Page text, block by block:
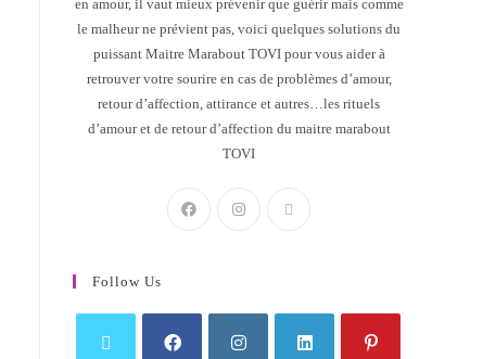
en amour, il vaut mieux prévenir que guérir mais comme
le malheur ne prévient pas, voici quelques solutions du
puissant Maitre Marabout TOVI pour vous aider à
retrouver votre sourire en cas de problèmes d’amour,
retour d’affection, attirance et autres…les rituels
d’amour et de retour d’affection du maitre marabout
TOVI
Follow Us